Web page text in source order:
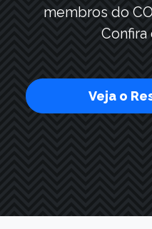
membros do
Veja o